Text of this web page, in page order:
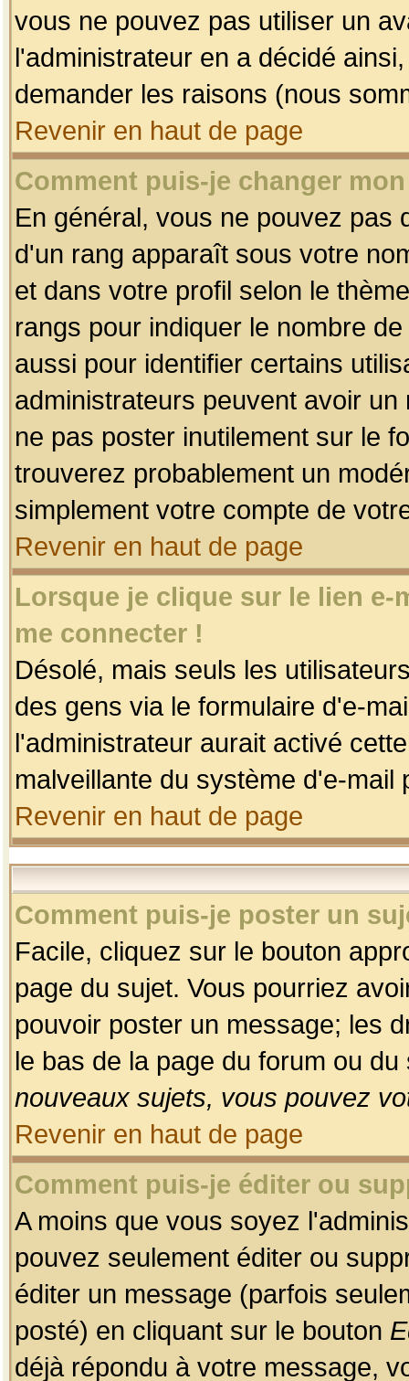
vous ne pouvez pas utiliser un
l'administrateur en a décidé
demander les raisons (nous
Revenir en haut de page
Comment puis-je changer
En général, vous ne pouvez pas
d'un rang apparaît sous votre
et dans votre profil selon le
rangs pour indiquer le nombre
aussi pour identifier certains
administrateurs peuvent avoir
ne pas poster inutilement sur le
trouverez probablement un
simplement votre compte de
Revenir en haut de page
Lorsque je clique sur le lien
me connecter !
Désolé, mais seuls les
des gens via le formulaire d'e-
l'administrateur aurait activé
malveillante du système d'e-
Revenir en haut de page
Comment puis-je poster un
Facile, cliquez sur le bouton
page du sujet. Vous pourriez
pouvoir poster un message; les
le bas de la page du forum ou
nouveaux sujets, vous pouvez
Revenir en haut de page
Comment puis-je éditer ou
A moins que vous soyez
pouvez seulement éditer ou
éditer un message (parfois
posté) en cliquant sur le bouton
déjà répondu à votre message,